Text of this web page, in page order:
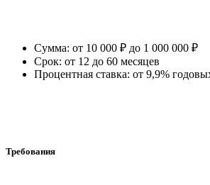
Сумма: от 10 000 ₽ до 1 000 000 ₽
Срок: от 12 до 60 месяцев
Процентная ставка: от 9,9%
Требования